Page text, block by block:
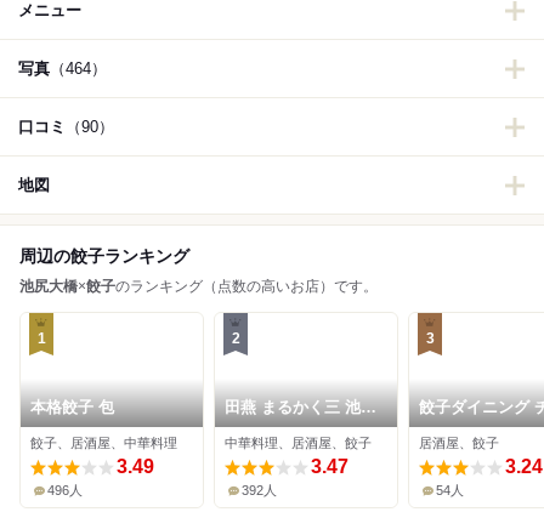
メニュー
写真 （464）
口コミ （90）
地図
周辺の餃子ランキング
池尻大橋×餃子のランキング（点数の高いお店）です。
1
本格餃子 包
餃子、居酒屋、中華料理
3.49
496人
2
田燕 まるかく三 池尻
大橋店
中華料理、居酒屋、餃子
3.47
392人
3
餃子ダイニング
オズ
居酒屋、餃子
3.24
54人